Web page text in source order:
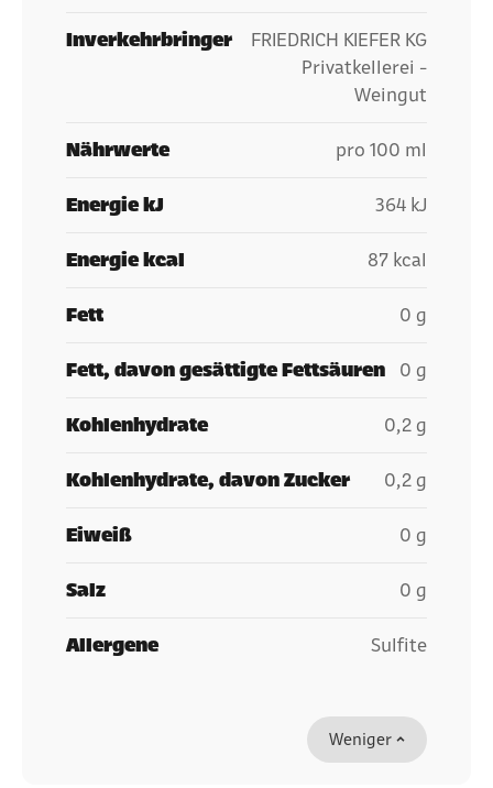
Inverkehrbringer
FRIEDRICH KIEFER KG
Privatkellerei -
Weingut
Nährwerte pro 100 ml
Energie kJ 364 kJ
Energie kcal 87 kcal
Fett 0 g
Fett, davon gesättigte Fettsäuren 0 g
Kohlenhydrate 0,2 g
Kohlenhydrate, davon Zucker 0,2 g
Eiweiß 0 g
Salz 0 g
Allergene Sulfite
Weniger